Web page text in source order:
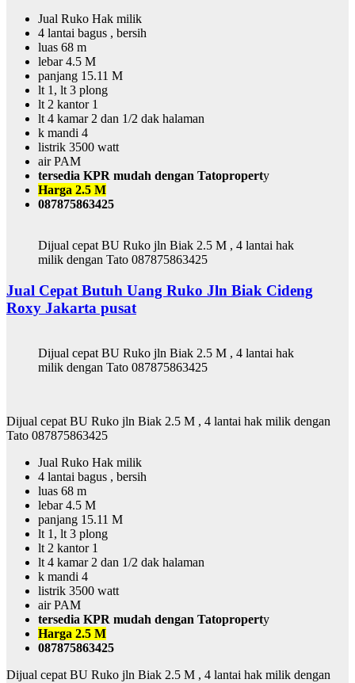
Jual Ruko Hak milik
4 lantai bagus , bersih
luas 68 m
lebar 4.5 M
panjang 15.11 M
lt 1, lt 3 plong
lt 2 kantor 1
lt 4 kamar 2 dan 1/2 dak halaman
k mandi 4
listrik 3500 watt
air PAM
tersedia KPR mudah dengan Tatoproperty
Harga 2.5 M
087875863425
Dijual cepat BU Ruko jln Biak 2.5 M , 4 lantai hak
milik dengan Tato 087875863425
Jual Cepat Butuh Uang Ruko Jln Biak Cideng
Roxy Jakarta pusat
Dijual cepat BU Ruko jln Biak 2.5 M , 4 lantai hak
milik dengan Tato 087875863425
Dijual cepat BU Ruko jln Biak 2.5 M , 4 lantai hak milik dengan
Tato 087875863425
Jual Ruko Hak milik
4 lantai bagus , bersih
luas 68 m
lebar 4.5 M
panjang 15.11 M
lt 1, lt 3 plong
lt 2 kantor 1
lt 4 kamar 2 dan 1/2 dak halaman
k mandi 4
listrik 3500 watt
air PAM
tersedia KPR mudah dengan Tatoproperty
Harga 2.5 M
087875863425
Dijual cepat BU Ruko jln Biak 2.5 M , 4 lantai hak milik dengan